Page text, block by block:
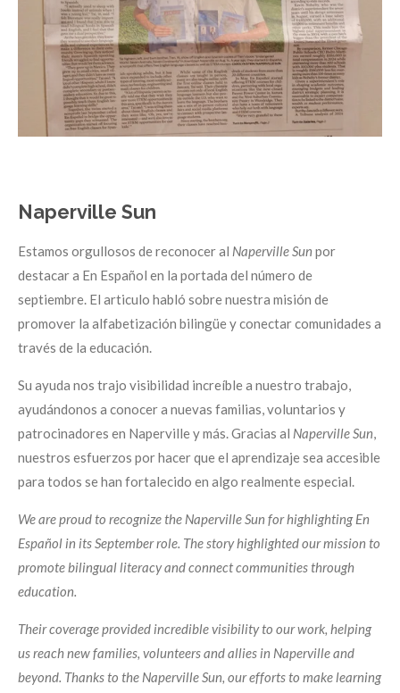
Naperville Sun
Estamos orgullosos de reconocer al Naperville Sun por
destacar a En Español en la portada del número de
septiembre. El articulo habló sobre nuestra misión de
promover la alfabetización bilingüe y conectar comunidades a
través de la educación.
Su ayuda nos trajo visibilidad increíble a nuestro trabajo,
ayudándonos a conocer a nuevas familias, voluntarios y
patrocinadores en Naperville y más. Gracias al Naperville Sun,
nuestros esfuerzos por hacer que el aprendizaje sea accesible
para todos se han fortalecido en algo realmente especial.
We are proud to recognize the Naperville Sun for highlighting En
Español in its September role. The story highlighted our mission to
promote bilingual literacy and connect communities through
education.
Their coverage provided incredible visibility to our work, helping
us reach new families, volunteers and allies in Naperville and
beyond. Thanks to the Naperville Sun, our efforts to make learning